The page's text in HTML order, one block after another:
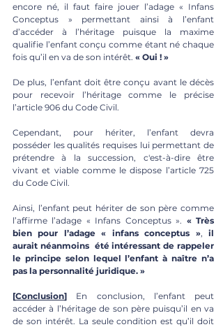
encore né, il faut faire jouer l’adage « Infans
Conceptus » permettant ainsi à l’enfant
d’accéder à l’héritage puisque la maxime
qualifie l’enfant conçu comme étant né chaque
fois qu’il en va de son intérêt. « Oui ! »
De plus, l’enfant doit être conçu avant le décès
pour recevoir l’héritage comme le précise
l’article 906 du Code Civil.
Cependant, pour hériter, l’enfant devra
posséder les qualités requises lui permettant de
prétendre à la succession, c'est-à-dire être
vivant et viable comme le dispose l’article 725
du Code Civil.
Ainsi, l’enfant peut hériter de son père comme
l’affirme l’adage « Infans Conceptus ». « Très
bien pour l’adage « infans conceptus », il
aurait néanmoins  été intéressant de rappeler
le principe selon lequel l’enfant à naître n’a
pas la personnalité juridique. »
[Conclusion] En conclusion, l’enfant peut
accéder à l’héritage de son père puisqu’il en va
de son intérêt. La seule condition est qu’il doit